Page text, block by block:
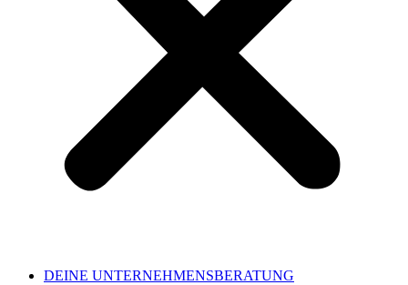
DEINE UNTERNEHMENSBERATUNG